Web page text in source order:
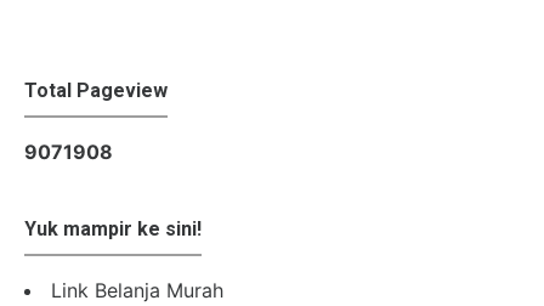
Total Pageview
9071908
Yuk mampir ke sini!
Link Belanja Murah